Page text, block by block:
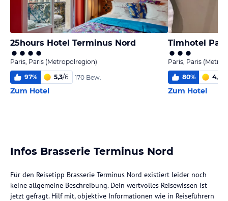
25hours Hotel Terminus Nord
Paris, Paris (Metropolregion)
97% 5,3/6 170 Bew.
Zum Hotel
Paris, Paris
80% 4,6
Zum Hotel
Infos Brasserie Terminus Nord
Für den Reisetipp Brasserie Terminus Nord existiert leider noch
keine allgemeine Beschreibung. Dein wertvolles Reisewissen ist
jetzt gefragt. Hilf mit, objektive Informationen wie in Reiseführern